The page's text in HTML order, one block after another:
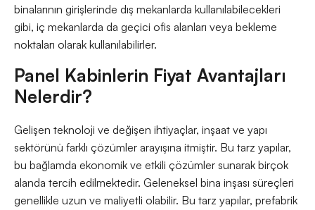
binalarının girişlerinde dış mekanlarda kullanılabilecekleri
gibi, iç mekanlarda da geçici ofis alanları veya bekleme
noktaları olarak kullanılabilirler.
Panel Kabinlerin Fiyat Avantajları
Nelerdir?
Gelişen teknoloji ve değişen ihtiyaçlar, inşaat ve yapı
sektörünü farklı çözümler arayışına itmiştir. Bu tarz yapılar,
bu bağlamda ekonomik ve etkili çözümler sunarak birçok
alanda tercih edilmektedir. Geleneksel bina inşası süreçleri
genellikle uzun ve maliyetli olabilir. Bu tarz yapılar, prefabrik